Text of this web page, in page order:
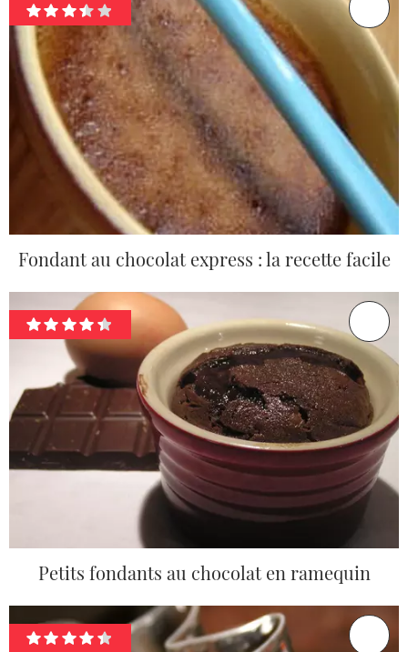
Fondant au chocolat express : la recette facile
Petits fondants au chocolat en ramequin